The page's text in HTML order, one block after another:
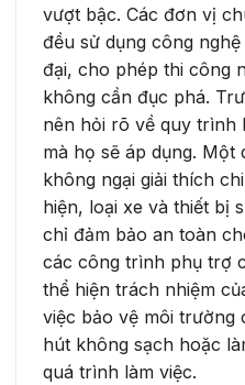
vượt bậc. Các đơn vị
đều sử dụng công
đại, cho phép thi công
không cần đục phá.
nên hỏi rõ về quy trình
mà họ sẽ áp dụng. Một
không ngại giải thích
hiện, loại xe và thiết bị
chỉ đảm bảo an toàn
các công trình phụ trợ
thể hiện trách nhiệm
việc bảo vệ môi
hút không sạch hoặc
quá trình làm việc.